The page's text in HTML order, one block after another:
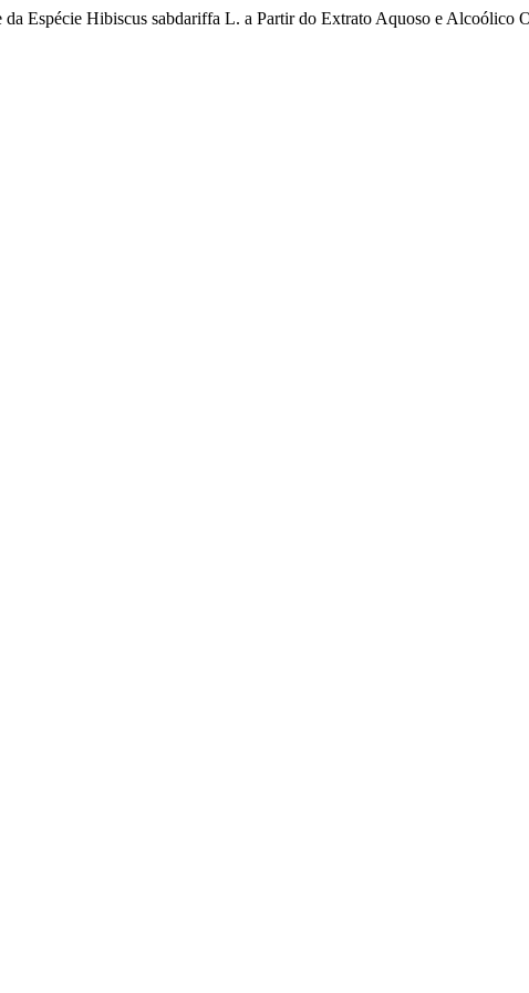
Espécie Hibiscus sabdariffa L. a Partir do Extrato Aquoso e Alcoólico